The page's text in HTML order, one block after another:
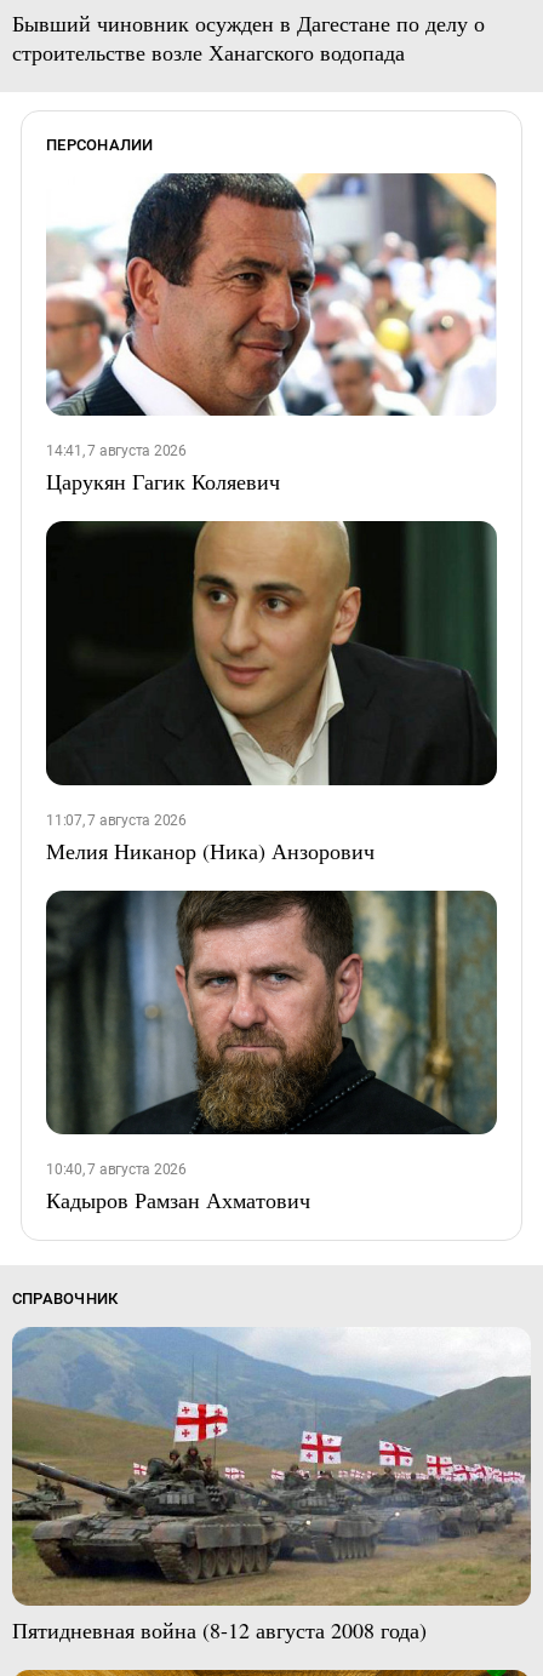
Бывший чиновник осужден в Дагестане по делу о
строительстве возле Ханагского водопада
ПЕРСОНАЛИИ
14:41, 7 августа 2026
Царукян Гагик Коляевич
11:07, 7 августа 2026
Мелия Никанор (Ника) Анзорович
10:40, 7 августа 2026
Кадыров Рамзан Ахматович
СПРАВОЧНИК
Пятидневная война (8-12 августа 2008 года)